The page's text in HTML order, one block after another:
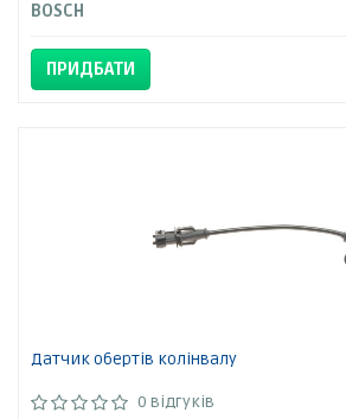
BOSCH
ПРИДБАТИ
Датчик обертів колінвалу
0 відгуків